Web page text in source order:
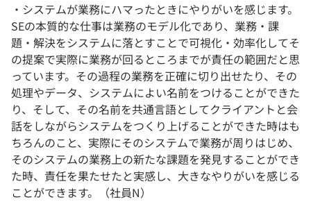
・システムが業務にハマったときにやりがいを感じます。
SEの本質的な仕事は業務のモデル化であり、業務・課
題・解決をシステムに落とすことで可視化・効率化してそ
の提案で実際に業務が回るところまでが責任の範囲だと思
っています。その過程の業務を正確に切り出せたり、その
処理やデータ、システムによい名前をつけることができた
り、そして、その名前を共通言語としてクライアントと会
話をしながらシステムをつくり上げることができた時はも
ちろんのこと、実際にそのシステムで業務が周りはじめ、
そのシステムの業務上の新たな課題を発見することができ
た時、責任を果たせたと実感し、大きなやりがいを感じる
ことができます。（社員N）